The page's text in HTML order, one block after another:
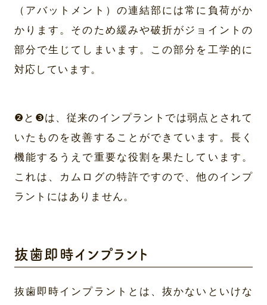
（アバットメント）の連結部には常に負荷がか
かります。そのため緩みや破折がジョイントの
部分で生じてしまいます。この部分を工学的に
対応しています。
❷と❸は、従来のインプラントでは弱点とされて
いたものを改善することができています。長く
機能するうえで重要な役割を果たしています。
これは、カムログの特許ですので、他のインプ
ラントにはありません。
抜歯即時インプラント
抜歯即時インプラントとは、抜かないといけな